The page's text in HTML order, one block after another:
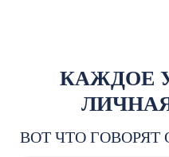
КАЖДОЕ
ВОТ ЧТО